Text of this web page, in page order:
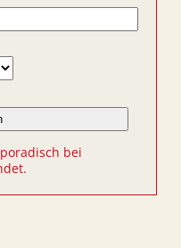
bei